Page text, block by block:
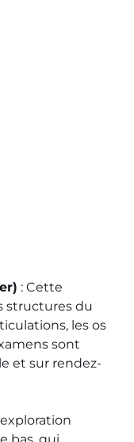
: Cette
structures du
les os
sont
et sur rendez-
bas, qui